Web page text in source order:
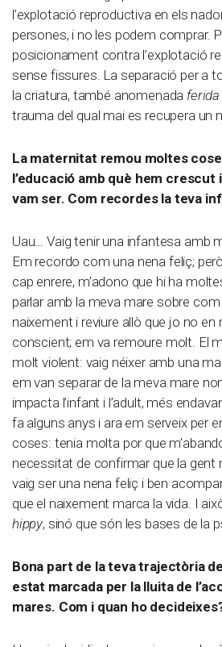
l’explotació reproductiva en els
persones, i no les podem comprar.
posicionament contra l’explotació
sense fissures. La separació per a
la criatura, també anomenada
trauma del qual mai es recupera un
La maternitat remou moltes
l’educació amb què hem
vam ser. Com recordes la teva
Uau… Vaig tenir una infantesa amb
Em recordo com una nena feliç;
cap enrere, m’adono que hi ha
parlar amb la meva mare sobre
naixement i reviure allò que jo no
conscient; em va remoure molt. El
molt violent: vaig néixer amb una
em van separar de la meva mare
impacta l’infant i l’adult, més
fa alguns anys i ara em serveix per
coses: tenia molta por que
necessitat de confirmar que la gent
vaig ser una nena feliç i ben
que el naixement marca la vida. I
hippy, sinó que són les bases de la
Bona part de la teva trajectòria
estat marcada per la lluita de
mares. Com i quan ho